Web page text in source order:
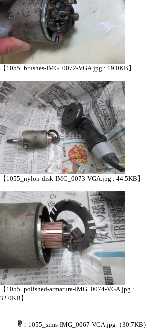
【1055_brushes-IMG_0072-VGA.jpg : 19.0KB】
【1055_nylon-disk-IMG_0073-VGA.jpg : 44.5KB】
【1055_polished-armature-IMG_0074-VGA.jpg :
32.0KB】
：1055_sims-IMG_0067-VGA.jpg （30.7KB）